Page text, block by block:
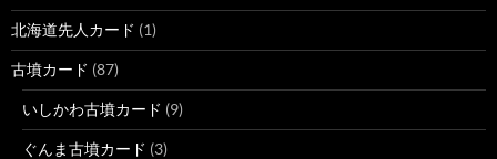
北海道先人カード (1)
古墳カード (87)
いしかわ古墳カード (9)
ぐんま古墳カード (3)